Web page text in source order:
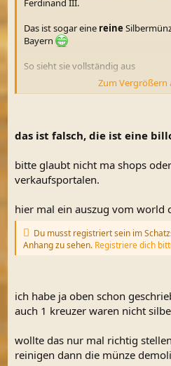
Das ist sogar eine reine
Bayern
So sieht sie vollständig aus
Du musst registriert sein im
Zum Vergrößern
das ist falsch, die ist eine
bitte glaubt nicht ma shops
verkaufsportalen.
hier mal ein auszug vom world
Du musst registriert sein im
Anhang zu sehen. Registriere dich
ich habe ja oben schon
auch 1 kreuzer waren nicht
wollte das nur mal richtig
reinigen dann die münze